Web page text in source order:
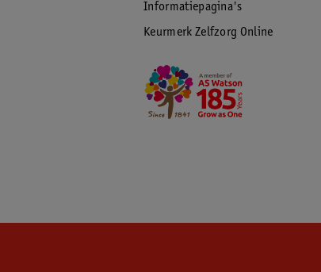
Informatiepagina's
Keurmerk Zelfzorg Online